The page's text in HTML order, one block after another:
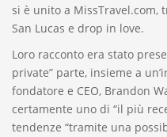
si è unito a MissTravel.com,
San Lucas e drop in love.
Loro racconto era stato
private” parte, insieme a
fondatore e CEO, Brandon
certamente uno di “il più
tendenze “tramite una